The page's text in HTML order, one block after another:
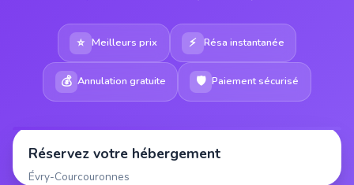
⭐ Meilleurs prix ⚡ Résa instantanée
💰 Annulation gratuite 🛡 Paiement sécurisé
Réservez votre hébergement
Évry-Courcouronnes